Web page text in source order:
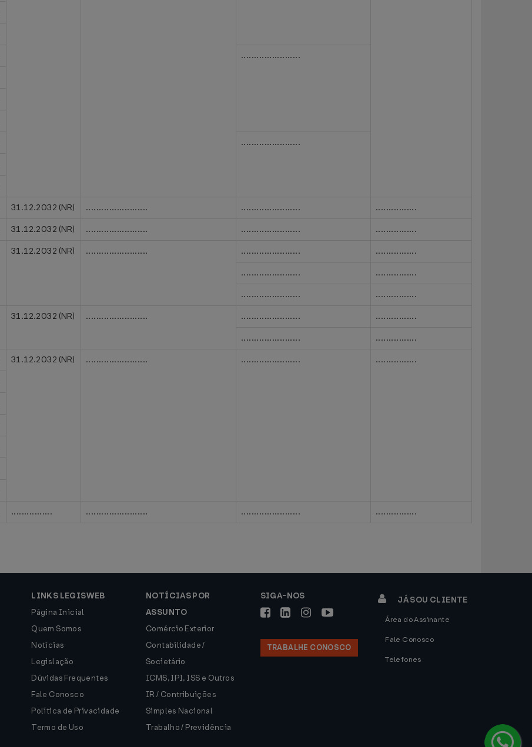
.......................
.......................
31.12.2032 (NR) ........................ .......................
................
31.12.2032 (NR) ........................ .......................
................
31.12.2032 (NR) ........................ .......................
................
.......................
................
.......................
................
31.12.2032 (NR) ........................ .......................
................
.......................
................
31.12.2032 (NR) ........................ .......................
................
................ ........................ ....................... ................
LINKS LEGISWEB
Página Inicial
Quem Somos
Notícias
Legislação
Dúvidas Frequentes
Fale Conosco
Política de Privacidade
Termo de Uso
NOTÍCIAS POR
ASSUNTO
Comércio Exterior
Contabilidade /
Societário
ICMS, IPI, ISS e Outros
IR / Contribuições
Simples Nacional
Trabalho / Previdência
SIGA-NOS
TRABALHE CONOSCO
JÁ SOU CLIENTE
Área do Assinante
Fale Conosco
Telefones